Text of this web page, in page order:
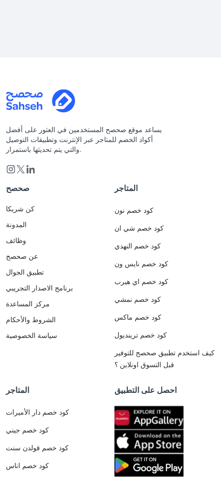
يساعد موقع صحصح المستخدمين في العثور على أفضل
أكواد الخصم للمتاجر عبر الإنترنت وتطبيقات التوصيل
والتي يتم تحديثها باستمرار.
صحصح
كن شريكا
المدونة
وظائف
عن صحصح
تطبيق الجوال
برنامج الاصدار التجريبي
مركز المساعدة
الشروط والأحكام
سياسة الخصوصية
المتاجر
كود خصم نون
كود خصم شي ان
كود خصم النهدي
كود خصم نايس ون
كود خصم اي هيرب
كود خصم نمشي
كود خصم ماكس
كود خصم ترينديول
كيف استخدم تطبيق صحصح للتوفير
قبل التسوق اونلاين ؟
المتاجر
كود خصم دار الأميرات
كود خصم جيني
كود خصم قولدن سنت
كود خصم اناس
احصل على التطبيق